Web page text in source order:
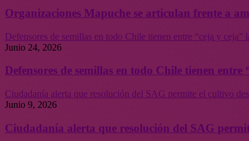
Organizaciones Mapuche se articulan frente a
Defensores de semillas en todo Chile tienen entre “ceja y ceja”
Junio 24, 2026
Defensores de semillas en todo Chile tienen
Ciudadanía alerta que resolución del SAG permite el cultivo
Junio 9, 2026
Ciudadanía alerta que resolución del SAG